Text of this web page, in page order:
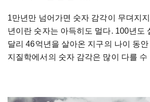
1만년만 넘어가면 숫자 감각이 무뎌지
년이란 숫자는 아득히도 멀다. 100년도
달리 46억년을 살아온 지구의 나이 동
지질학에서의 숫자 감각은 많이 다를 수